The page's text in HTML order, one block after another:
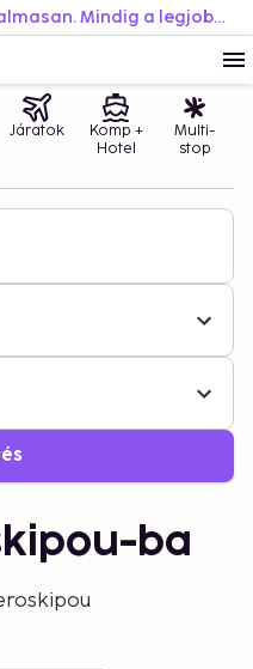
Foglalj könnyedén. Utazz rugalmasan. Mindig a legjobb áron.
Járatok
Komp +
Hotel
Multi-
stop
ba